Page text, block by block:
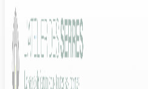
Nos
Sarthe